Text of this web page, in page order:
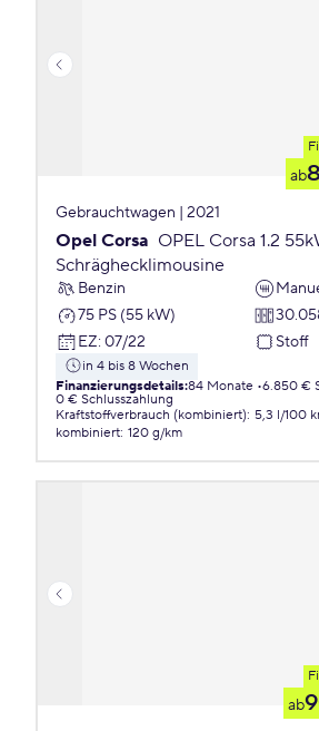
ab
Gebrauchtwagen | 2021
Opel Corsa OPEL Corsa 1.2
Schräghecklimousine
Benzin
75 PS (55 kW)
EZ: 07/22 Stoff
in 4 bis 8 Wochen
Finanzierungsdetails:84 Monate 6.850 €
0 € Schlusszahlung
Kraftstoffverbrauch (kombiniert): 5,3 l/100
kombiniert: 120 g/km
ab